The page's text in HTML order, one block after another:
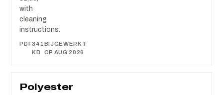
with
cleaning
instructions.
PDF341
KB
BIJGEWERKT
OP AUG 2026
Polyester